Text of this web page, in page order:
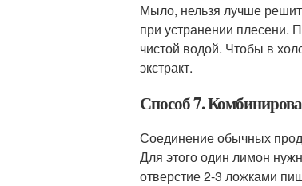
Мыло, нельзя лучше
при устранении плесени.
чистой водой. Чтобы в
экстракт.
Способ 7.
Соединение обычных
Для этого один лимон
отверстие 2-3 ложками